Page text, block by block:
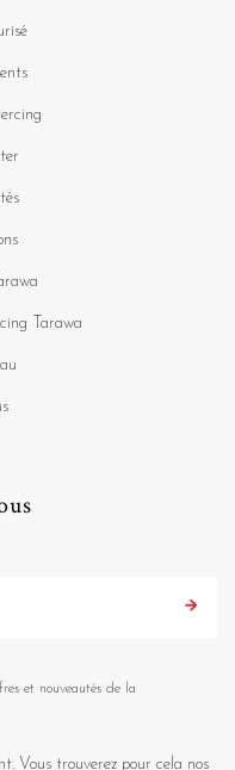
Tarawa
et nouveautés de la
Vous trouverez pour cela nos